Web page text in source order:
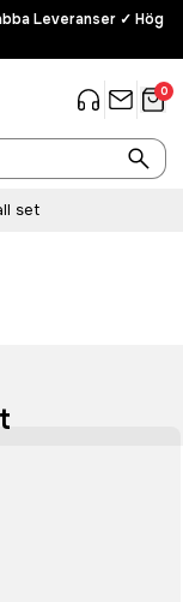
Leveranser ✓ Hög
0
set